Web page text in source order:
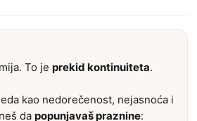
To je prekid kontinuiteta.
kao nedorečenost, nejasnoća i
da popunjavaš praznine: